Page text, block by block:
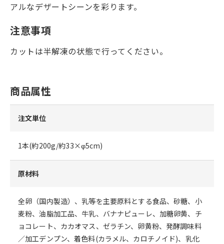
アルなデザートシーンを彩ります。
注意事項
カットは半解凍の状態で行ってください。
商品属性
注文単位
1本(約200g/約33×φ5cm)
原材料
全卵（国内製造）、乳等を主要原料とする食品、砂糖、小
麦粉、油脂加工品、牛乳、バナナピューレ、加糖卵黄、チ
ョコレート、カカオマス、ゼラチン、卵黄粉、発酵調味料
／加工デンプン、着色料(カラメル、カロチノイド)、乳化